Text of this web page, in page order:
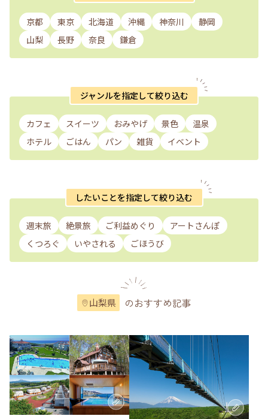
京都 東京 北海道 沖縄 神奈川
静岡
山梨
長野 奈良 鎌倉
ジャンルを指定して絞り込む
カフェ スイーツ おみやげ 景色
温泉
ホテル
ごはん パン 雑貨 イベント
したいことを指定して絞り込む
週末旅 絶景旅 ご利益めぐり
アートさんぽ
くつろぐ
いやされる ごほうび
山梨県 のおすすめ記事